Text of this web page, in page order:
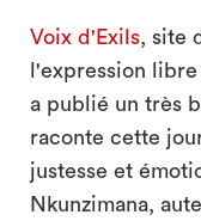
Voix d'Exils, site
l'expression
a publié un très
raconte cette
justesse et
Nkunzimana,